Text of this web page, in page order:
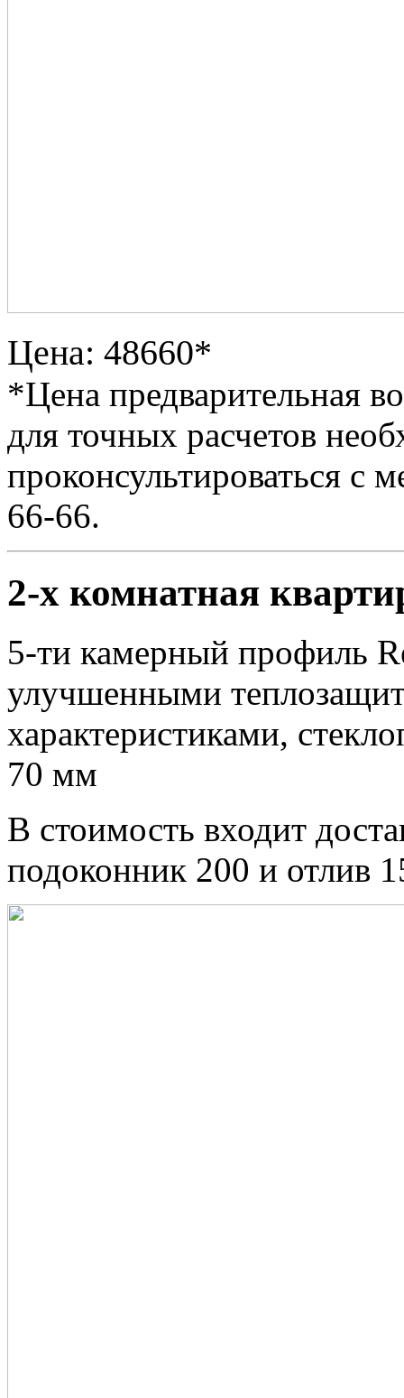
Цена: 48660*
*Цена предварительная
для точных расчетов
проконсультироваться с
66-66.
2-х комнатная
5-ти камерный профиль
улучшенными
характеристиками,
70 мм
В стоимость входит
подоконник 200 и отлив